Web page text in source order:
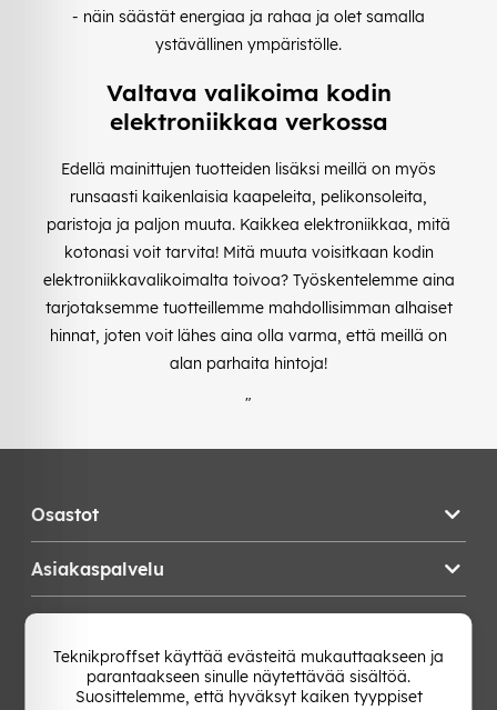
- näin säästät energiaa ja rahaa ja olet samalla
ystävällinen ympäristölle.
Valtava valikoima kodin
elektroniikkaa verkossa
Edellä mainittujen tuotteiden lisäksi meillä on myös
runsaasti kaikenlaisia kaapeleita, pelikonsoleita,
paristoja ja paljon muuta. Kaikkea elektroniikkaa, mitä
kotonasi voit tarvita! Mitä muuta voisitkaan kodin
elektroniikkavalikoimalta toivoa? Työskentelemme aina
tarjotaksemme tuotteillemme mahdollisimman alhaiset
hinnat, joten voit lähes aina olla varma, että meillä on
alan parhaita hintoja!
"
Osastot
Asiakaspalvelu
Vaihda Maa
Teknikproffset käyttää evästeitä mukauttaakseen ja
parantaakseen sinulle näytettävää sisältöä.
Suosittelemme, että hyväksyt kaiken tyyppiset